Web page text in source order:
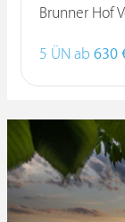
Brunner Hof
5 ÜN ab 630